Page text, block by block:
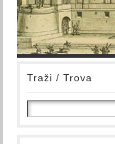
Traži / Trova